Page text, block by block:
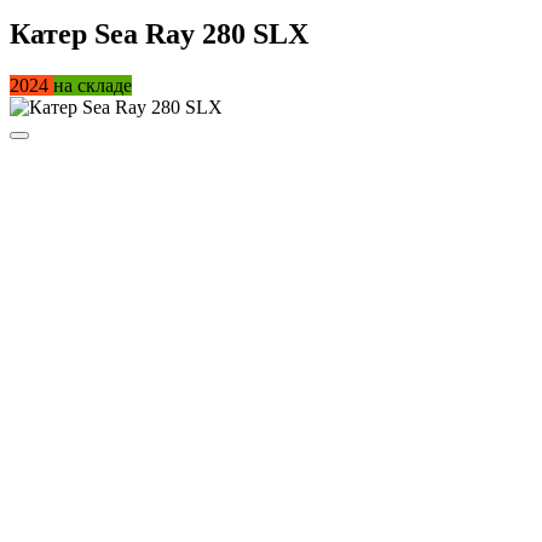
Катер Sea Ray 280 SLX
2024 на складе